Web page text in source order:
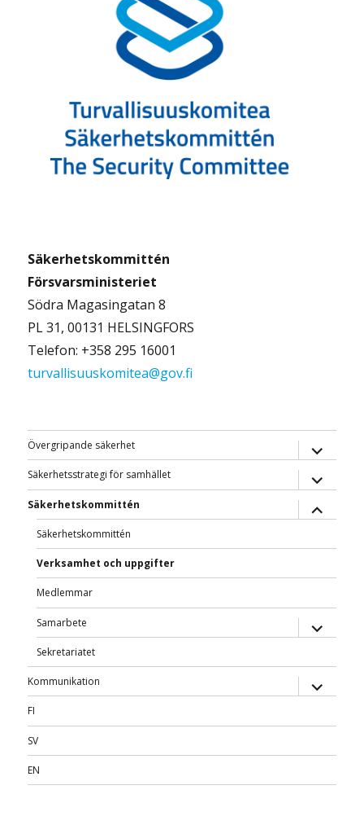
Säkerhetskommittén
Försvarsministeriet
Södra Magasingatan 8
PL 31, 00131 HELSINGFORS
Telefon: +358 295 16001
turvallisuuskomitea@gov.fi
Övergripande säkerhet
Säkerhetsstrategi för samhället
Säkerhetskommittén
Säkerhetskommittén
Verksamhet och uppgifter
Medlemmar
Samarbete
Sekretariatet
Kommunikation
FI
SV
EN